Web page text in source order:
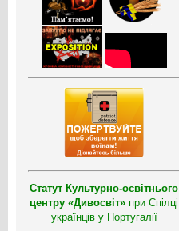
Статут Культурно-освітнього
центру «Дивосвіт» при Спілці
українців у Португалії